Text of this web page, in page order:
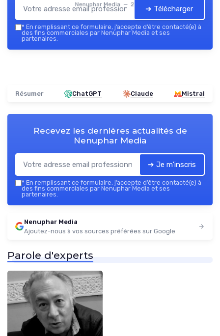
Nenuphar Media — 2026
➔ Télécharger
* En remplissant ce formulaire, j’accepte d’être contacté(e) à
des fins commerciales par Nenuphar Media et ses
partenaires.
Résumer ChatGPT Claude Mistral
Recevez les dernières actualités de
Nenuphar Media
➔ Je m'inscris
* En remplissant ce formulaire, j’accepte d’être contacté(e) à
des fins commerciales par Nenuphar Media et ses
partenaires.
Nenuphar Media
Ajoutez-nous à vos sources préférées sur Google
Parole d'experts